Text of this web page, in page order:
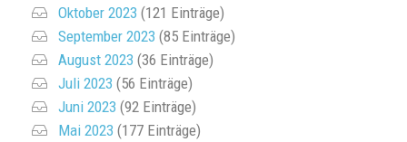
Oktober 2023 (121 Einträge)
September 2023 (85 Einträge)
August 2023 (36 Einträge)
Juli 2023 (56 Einträge)
Juni 2023 (92 Einträge)
Mai 2023 (177 Einträge)